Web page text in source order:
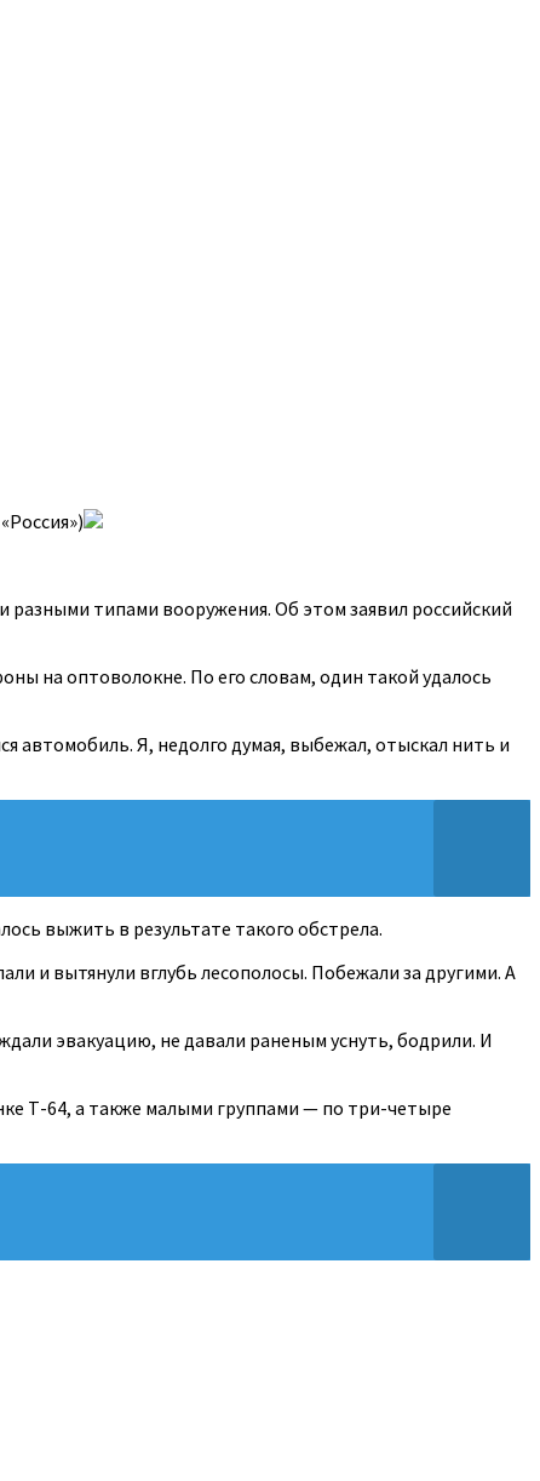
типами вооружения. Об этом заявил российский
на оптоволокне. По его словам, один такой удалось
автомобиль. Я, недолго думая, выбежал, отыскал нить и
выжить в результате такого обстрела.
и вытянули вглубь лесополосы. Побежали за другими. А
эвакуацию, не давали раненым уснуть, бодрили. И
Т-64, а также малыми группами — по три-четыре